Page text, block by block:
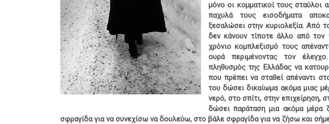
μόνο οι κομματικοί τους σταύλοι
παχυλά τους εισοδήματα
ξεσαλώσει στην κυριολεξία. Από
δεν κάνουν τίποτε άλλο από τον
χρόνιο κομπλεξισμό τους
ουρά περιμένοντας τον
πληθυσμός της Ελλάδας να
που πρέπει να σταθεί απέναντι
του δώσει δικαίωμα ακόμα μιας
νερό, στο σπίτι, στην επιχείρηση,
δώσει παράταση μια ακόμα
σφραγίδα για να συνεχίσω να δουλεύω, στο βάλε σφραγίδα για να ζήσω και